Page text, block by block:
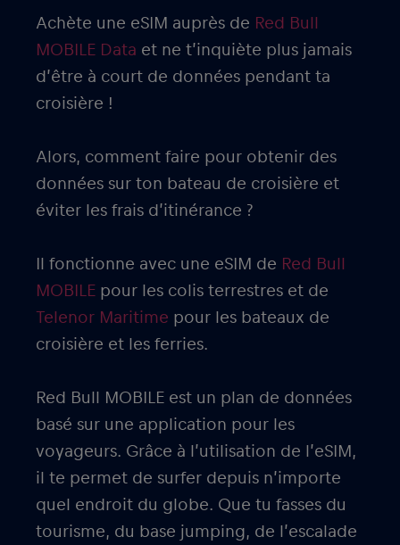
Achète une eSIM auprès de Red Bull
MOBILE Data et ne t’inquiète plus jamais
d’être à court de données pendant ta
croisière !
Alors, comment faire pour obtenir des
données sur ton bateau de croisière et
éviter les frais d’itinérance ?
Il fonctionne avec une eSIM de Red Bull
MOBILE pour les colis terrestres et de
Telenor Maritime pour les bateaux de
croisière et les ferries.
Red Bull MOBILE est un plan de données
basé sur une application pour les
voyageurs. Grâce à l’utilisation de l’eSIM,
il te permet de surfer depuis n’importe
quel endroit du globe. Que tu fasses du
tourisme, du base jumping, de l’escalade